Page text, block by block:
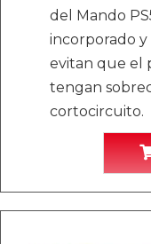
del Mando
incorporado
evitan que el
tengan
cortocircuito.